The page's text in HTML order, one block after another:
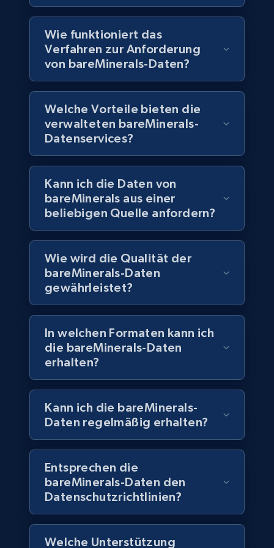
Companies information enriched dataset
URL, ID lc, Name lc, Country code lc, Locations
lc, Followers lc, Employees in linkedin lc, About
lc, and more.
Business Angereichert
6.3K+ 537+ Jetzt kaufen
Walmart - products
URL, Final price, Sku, Currency, Gtin,
Specifications, Image urls, Top reviews, and
more.
eCommerce
5.6K+ 875+ Jetzt kaufen
TikTok Shop
URL, Title, Available, Description, Currency, Initial
price, Final price, Discount percent, and more.
eCommerce
Wie funktioniert das
Verfahren zur Anforderung
von bareMinerals-Daten?
Welche Vorteile bieten die
verwalteten bareMinerals-
Datenservices?
Kann ich die Daten von
bareMinerals aus einer
beliebigen Quelle anfordern?
Wie wird die Qualität der
bareMinerals-Daten
gewährleistet?
In welchen Formaten kann ich
die bareMinerals-Daten
erhalten?
Kann ich die bareMinerals-
Daten regelmäßig erhalten?
Entsprechen die
bareMinerals-Daten den
Datenschutzrichtlinien?
Welche Unterstützung